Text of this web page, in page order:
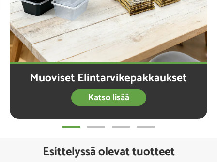
Muoviset Elintarvikepakkaukset
Katso lisää
Esittelyssä olevat tuotteet